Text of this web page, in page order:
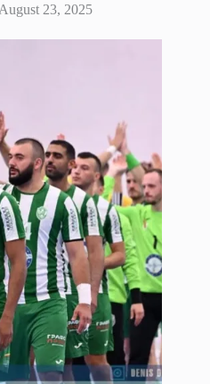
August 23, 2025